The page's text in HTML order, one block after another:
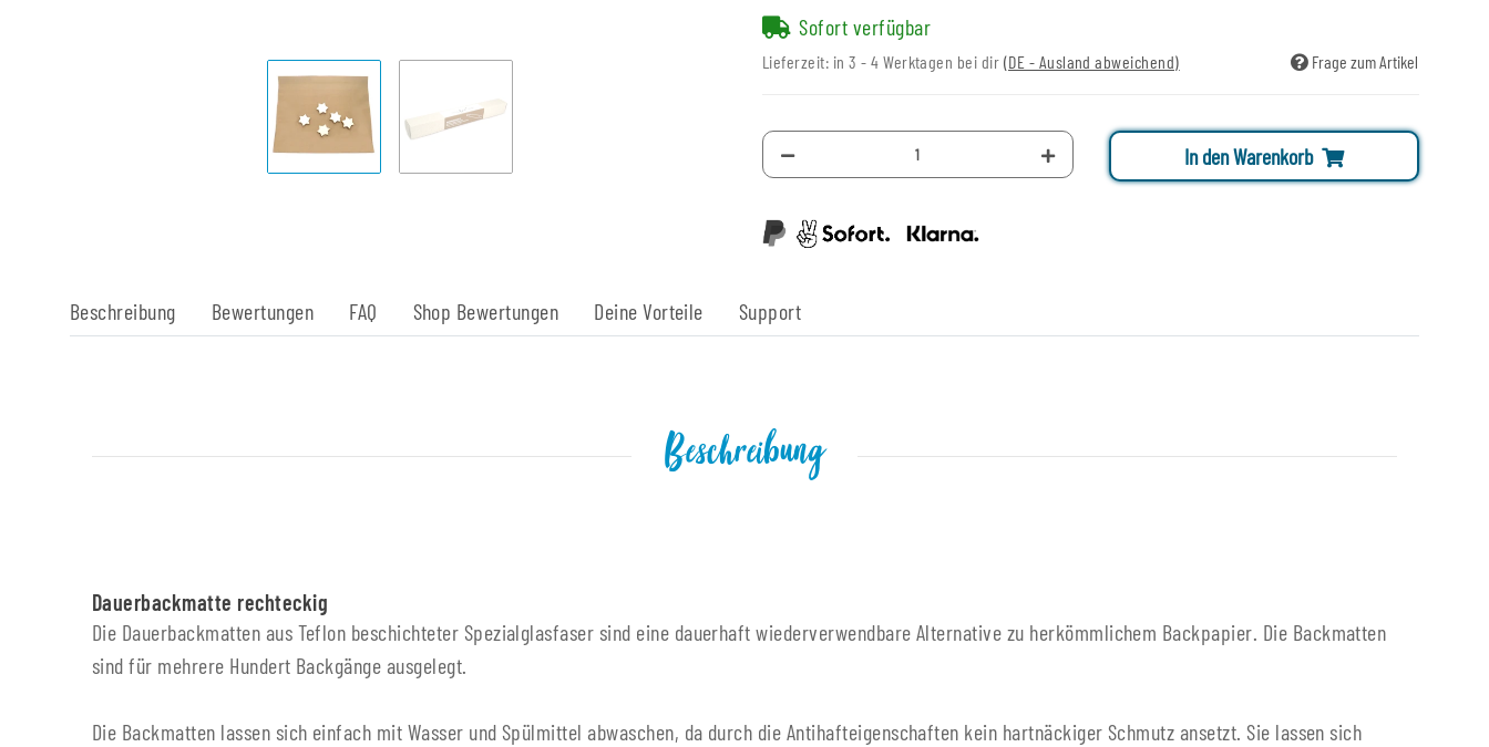
Sofort verfügbar
Lieferzeit: in 3 - 4 Werktagen bei dir (DE - Ausland abweichend) Frage zum Artikel
In den Warenkorb
Beschreibung Bewertungen FAQ Shop Bewertungen Deine Vorteile Support
Beschreibung
Dauerbackmatte rechteckig
Die Dauerbackmatten aus Teflon beschichteter Spezialglasfaser sind eine dauerhaft wiederverwendbare Alternative zu herkömmlichem Backpapier. Die Backmatten
sind für mehrere Hundert Backgänge ausgelegt.
Die Backmatten lassen sich einfach mit Wasser und Spülmittel abwaschen, da durch die Antihafteigenschaften kein hartnäckiger Schmutz ansetzt. Sie lassen sich